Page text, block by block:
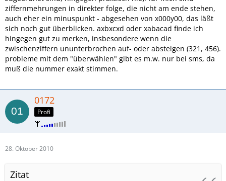
ziffernmehrungen in direkter folge, die nicht am ende stehen,
auch eher ein minuspunkt - abgesehen von x000y00, das läßt
sich noch gut überblicken. axbxcxd oder xabacad finde ich
hingegen gut zu merken, insbesondere wenn die
zwischenziffern ununterbrochen auf- oder absteigen (321, 456).
probleme mit dem "überwählen" gibt es m.w. nur bei sms, da
muß die nummer exakt stimmen.
0172
Profi
28. Oktober 2010
Zitat